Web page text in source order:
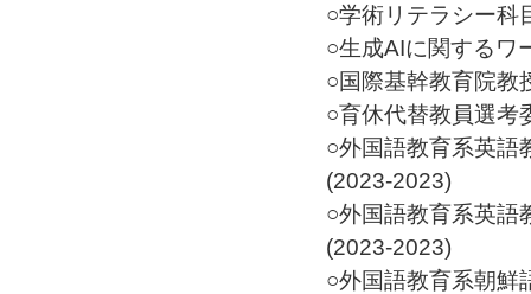
○学術リテラシー
○生成AIに関する
○国際基幹教育院
○育休代替教員選
○外国語教育系英
(2023-2023)
○外国語教育系英
(2023-2023)
○外国語教育系朝